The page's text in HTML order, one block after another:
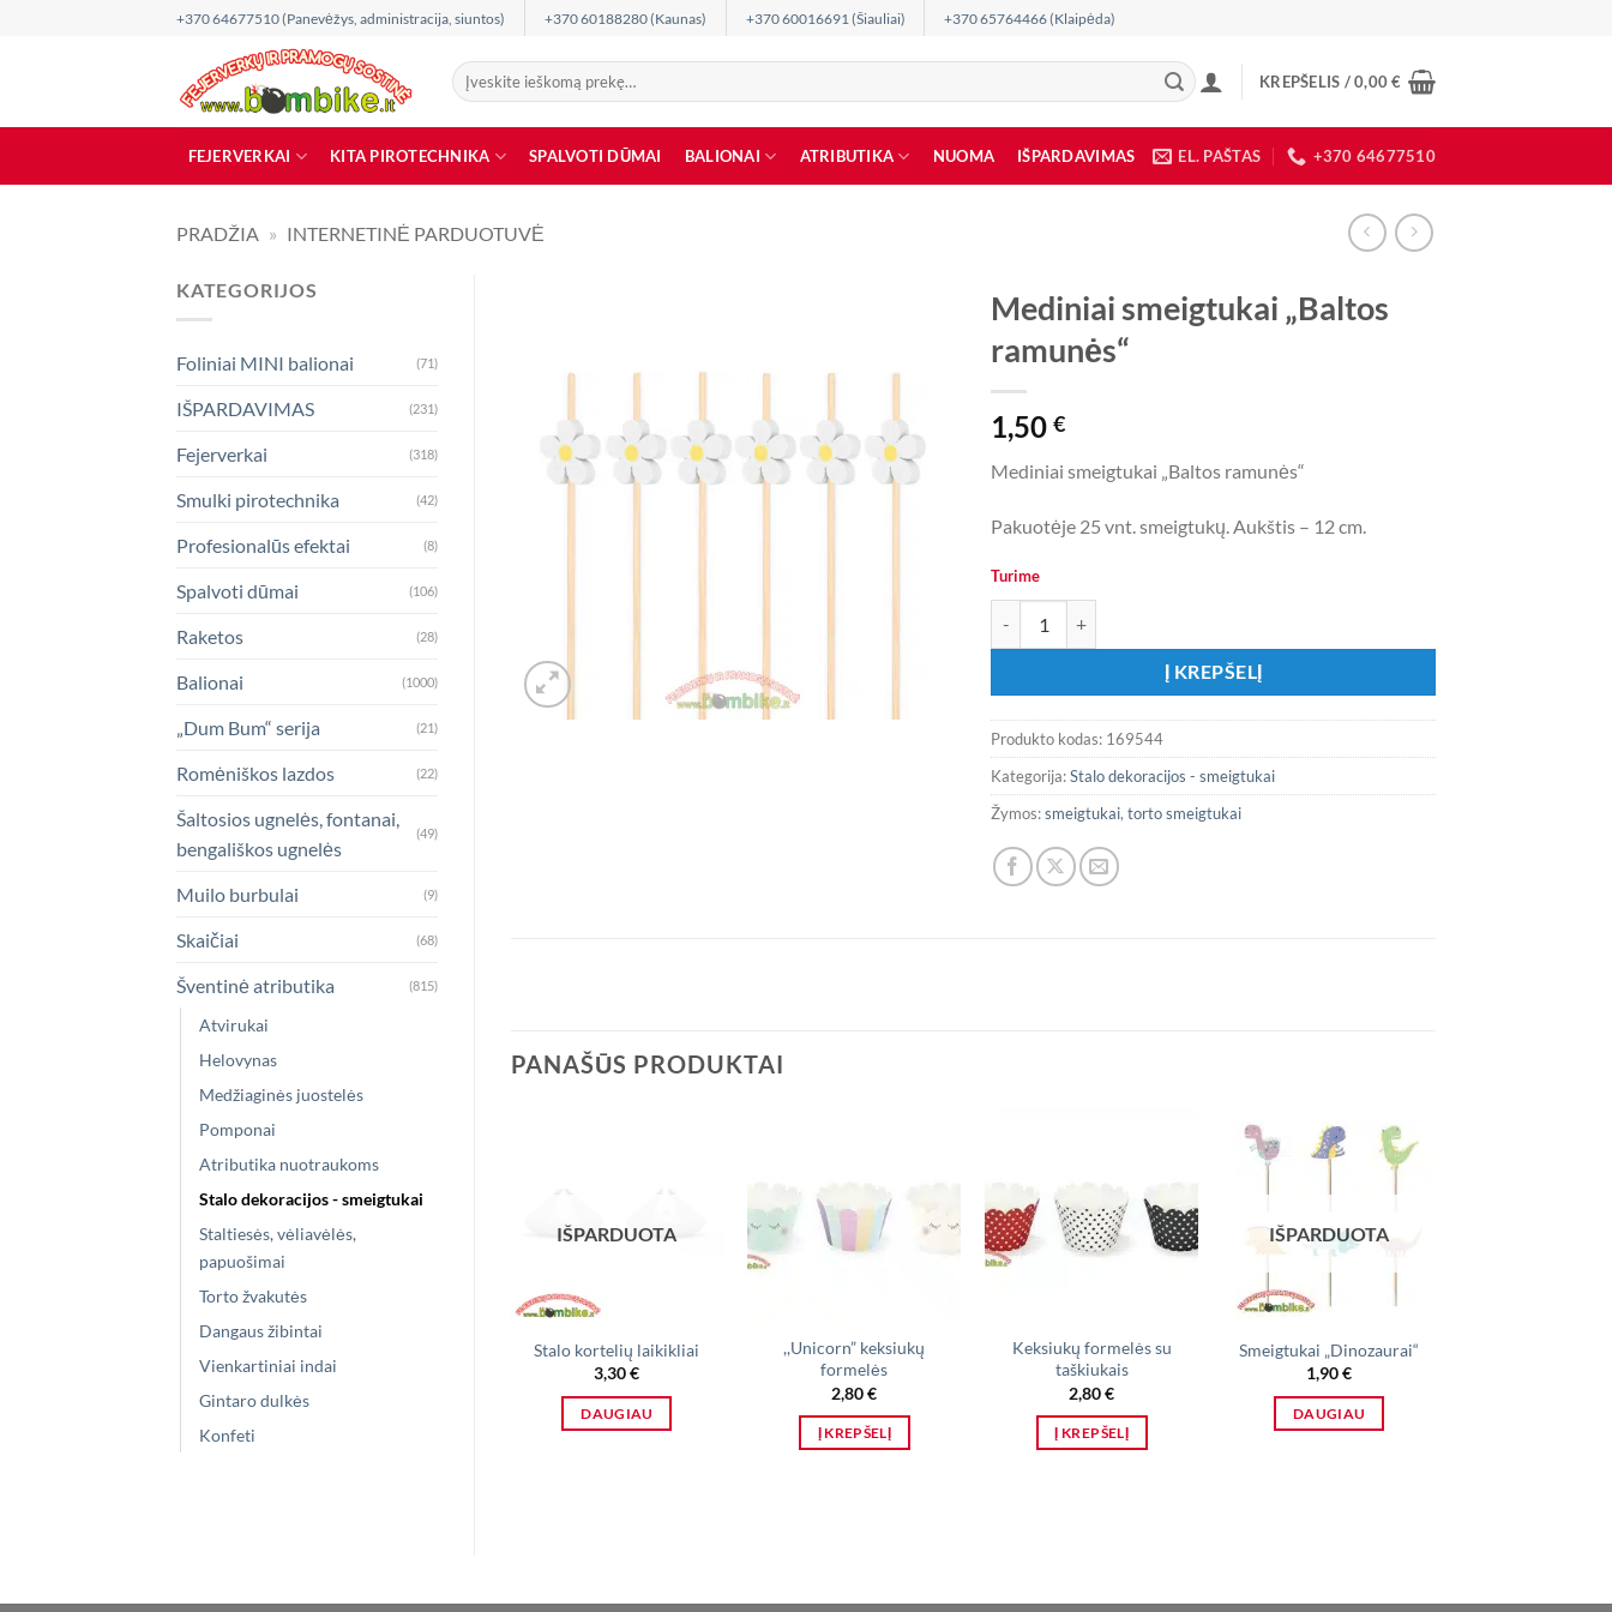
+370 64677510 (Panevėžys, administracija, siuntos) +370 60188280 (Kaunas) +370 60016691 (Šiauliai) +370 65764466 (Klaipėda)
Ieškoti:
KREPŠELIS /0,00€
FEJERVERKAI KITA PIROTECHNIKA SPALVOTI DŪMAI BALIONAI ATRIBUTIKA NUOMA IŠPARDAVIMAS EL. PAŠTAS +370 64677510
PRADŽIA » INTERNETINĖ PARDUOTUVĖ
KATEGORIJOS
Foliniai MINI balionai (71)
IŠPARDAVIMAS (231)
Fejerverkai (318)
Smulki pirotechnika (42)
Profesionalūs efektai (8)
Spalvoti dūmai (106)
Raketos (28)
Balionai (1000)
„Dum Bum“ serija (21)
Romėniškos lazdos (22)
Šaltosios ugnelės, fontanai,
bengališkos ugnelės
(49)
Muilo burbulai (9)
Skaičiai (68)
Šventinė atributika (815)
Atvirukai
Helovynas
Medžiaginės juostelės
Pomponai
Atributika nuotraukoms
Stalo dekoracijos - smeigtukai
Staltiesės, vėliavėlės,
papuošimai
Torto žvakutės
Dangaus žibintai
Vienkartiniai indai
Gintaro dulkės
Konfeti
Mediniai smeigtukai „Baltos
ramunės“
1,50€
Mediniai smeigtukai „Baltos ramunės“
Pakuotėje 25 vnt. smeigtukų. Aukštis – 12 cm.
Turime
Į KREPŠELĮ
Produkto kodas: 169544
Kategorija:Stalo dekoracijos - smeigtukai
Žymos:smeigtukai,torto smeigtukai
PANAŠŪS PRODUKTAI
IŠPARDUOTA
Stalo kortelių laikikliai
3,30€
DAUGIAU
,,Unicorn” keksiukų
formelės
2,80€
Į KREPŠELĮ
Keksiukų formelės su
taškiukais
2,80€
Į KREPŠELĮ
IŠPARDUOTA
Smeigtukai „Dinozaurai“
1,90€
DAUGIAU